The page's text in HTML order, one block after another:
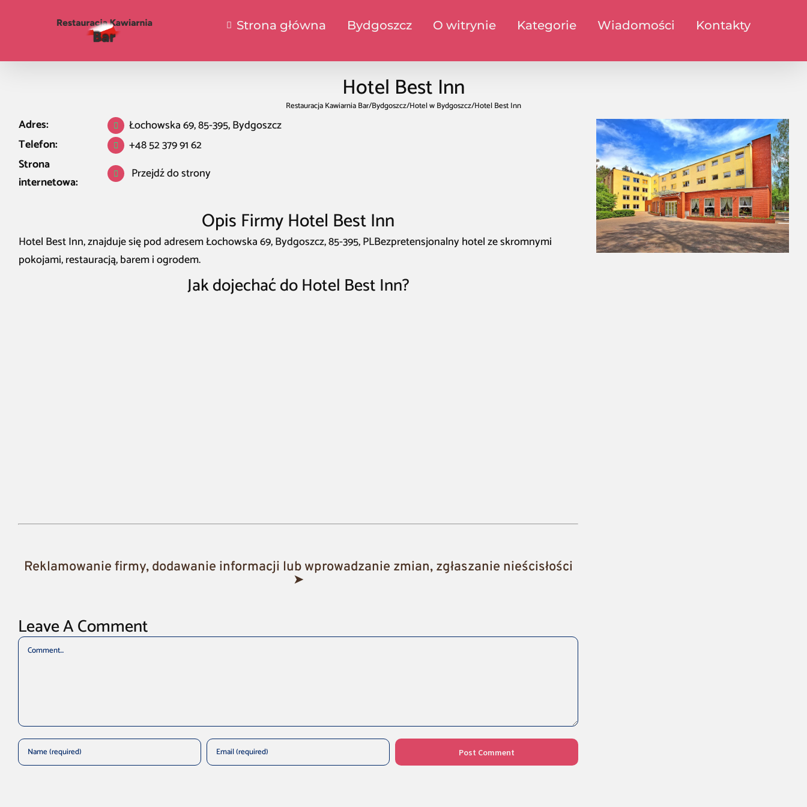
Strona główna Bydgoszcz O witrynie Kategorie Wiadomości Kontakty
Hotel Best Inn
Restauracja Kawiarnia Bar/Bydgoszcz/Hotel w Bydgoszcz/Hotel Best Inn
Adres:
Łochowska 69, 85-395, Bydgoszcz
Telefon:
+48 52 379 91 62
Strona
internetowa:
Przejdź do strony
Opis Firmy Hotel Best Inn
Hotel Best Inn, znajduje się pod adresem Łochowska 69, Bydgoszcz, 85-395, PLBezpretensjonalny hotel ze skromnymi
pokojami, restauracją, barem i ogrodem.
Jak dojechać do Hotel Best Inn?
Reklamowanie firmy, dodawanie informacji lub wprowadzanie zmian, zgłaszanie nieścisłości
➤
Leave A Comment
Comment